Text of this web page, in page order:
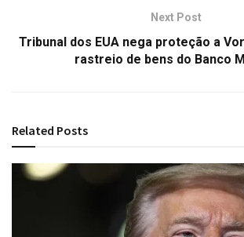
Next Post
Tribunal dos EUA nega proteção a
rastreio de bens do Banco
Related Posts